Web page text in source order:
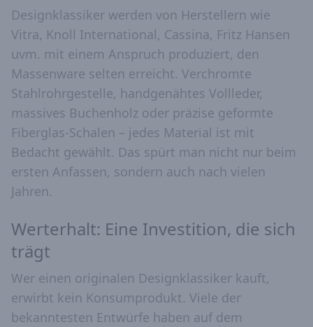
Designklassiker werden von Herstellern wie
Vitra, Knoll International, Cassina, Fritz Hansen
uvm. mit einem Anspruch produziert, den
Massenware selten erreicht. Verchromte
Stahlrohrgestelle, handgenähtes Vollleder,
massives Buchenholz oder präzise geformte
Fiberglas-Schalen – jedes Material ist mit
Bedacht gewählt. Das spürt man nicht nur beim
ersten Anfassen, sondern auch nach vielen
Jahren.
Werterhalt: Eine Investition, die sich
trägt
Wer einen originalen Designklassiker kauft,
erwirbt kein Konsumprodukt. Viele der
bekanntesten Entwürfe haben auf dem